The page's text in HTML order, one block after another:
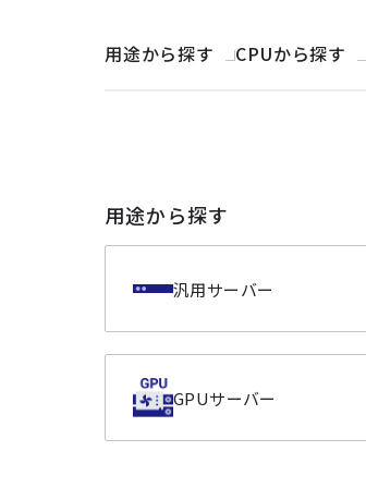
用途から探す CPUから探す
用途から探す
汎用サーバー
GPUサーバー